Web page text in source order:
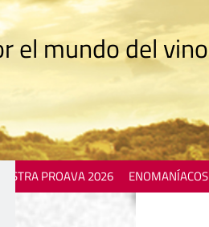
el mundo del vino
MOSTRA PROAVA 2026 ENOMANÍACOS